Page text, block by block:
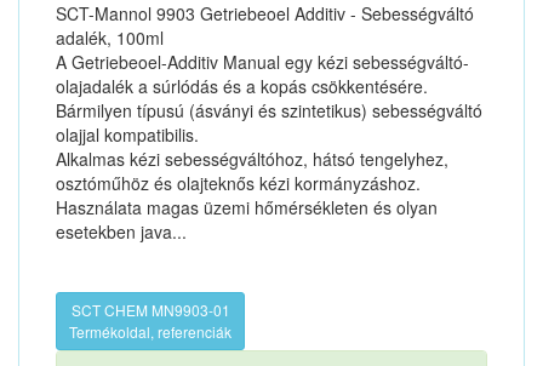
SCT-Mannol 9903 Getriebeoel Additiv - Sebességváltó
adalék, 100ml
A Getriebeoel-Additiv Manual egy kézi sebességváltó-
olajadalék a súrlódás és a kopás csökkentésére.
Bármilyen típusú (ásványi és szintetikus) sebességváltó
olajjal kompatibilis.
Alkalmas kézi sebességváltóhoz, hátsó tengelyhez,
osztóműhöz és olajteknős kézi kormányzáshoz.
Használata magas üzemi hőmérsékleten és olyan
esetekben java...
SCT CHEM MN9903-01
Termékoldal, referenciák